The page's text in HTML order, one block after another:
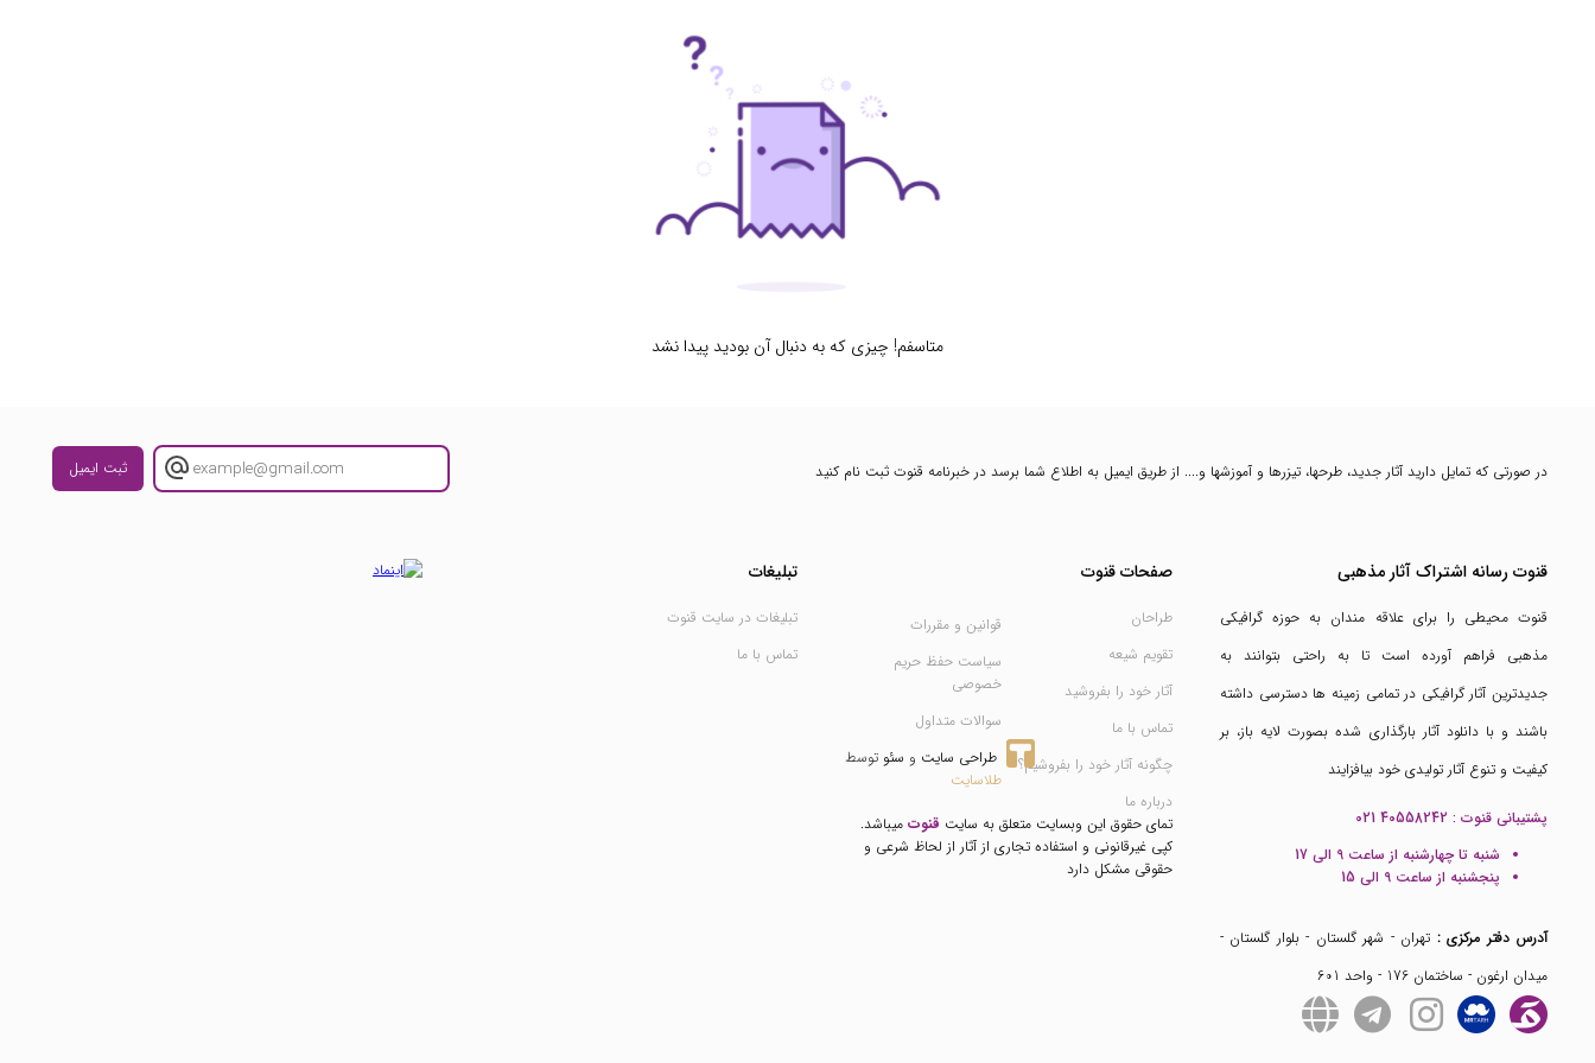
متاسفم! چیزی که به دنبال آن بودید پیدا نشد
در صورتی که تمایل دارید آثار جدید، طرحها، تیزرها و آموزشها و.... از طریق ایمیل به اطلاع شما برسد در خبرنامه قنوت ثبت نام کنید ثبت ایمیل
قنوت رسانه اشتراک آثار مذهبی
قنوت محیطی را برای علاقه مندان به حوزه گرافیکی
مذهبی فراهم آورده است تا به راحتی بتوانند به
جدیدترین آثار گرافیکی در تمامی زمینه ها دسترسی داشته
باشند و با دانلود آثار بارگذاری شده بصورت لایه باز، بر
کیفیت و تنوع آثار تولیدی خود بیافزایند
پشتیبانی قنوت : 021 40558242
شنبه تا چهارشنبه از ساعت 9 الی 17
پنجشنبه از ساعت 9 الی 15
آدرس دفتر مرکزی : تهران - شهر گلستان - بلوار گلستان -
میدان ارغون - ساختمان 176 - واحد 601
صفحات قنوت
طراحان
تقویم شیعه
آثار خود را بفروشید
تماس با ما
چگونه آثار خود را بفروشیم؟
درباره ما
قوانین و مقررات
سیاست حفظ حریم
خصوصی
سوالات متداول
طراحی سایت و سئو توسط
طلاسایت
تمای حقوق این وبسایت متعلق به سایت قنوت میباشد.
کپی غیرقانونی و استفاده تجاری از آثار از لحاظ شرعی و
حقوقی مشکل دارد
تبلیغات
تبلیغات در سایت قنوت
تماس با ما